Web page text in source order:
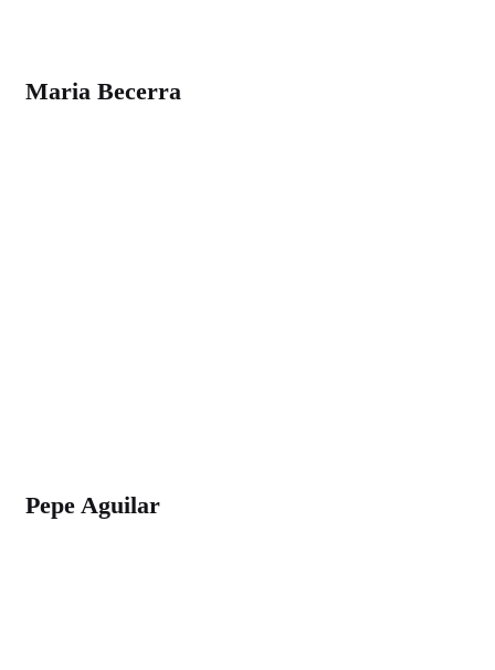
Maria Becerra
Pepe Aguilar